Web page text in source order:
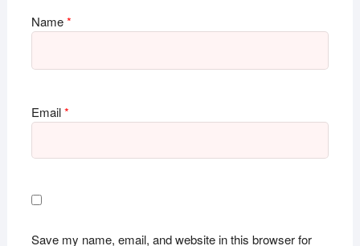
Name*
Email*
Save my name, email, and website in this browser for